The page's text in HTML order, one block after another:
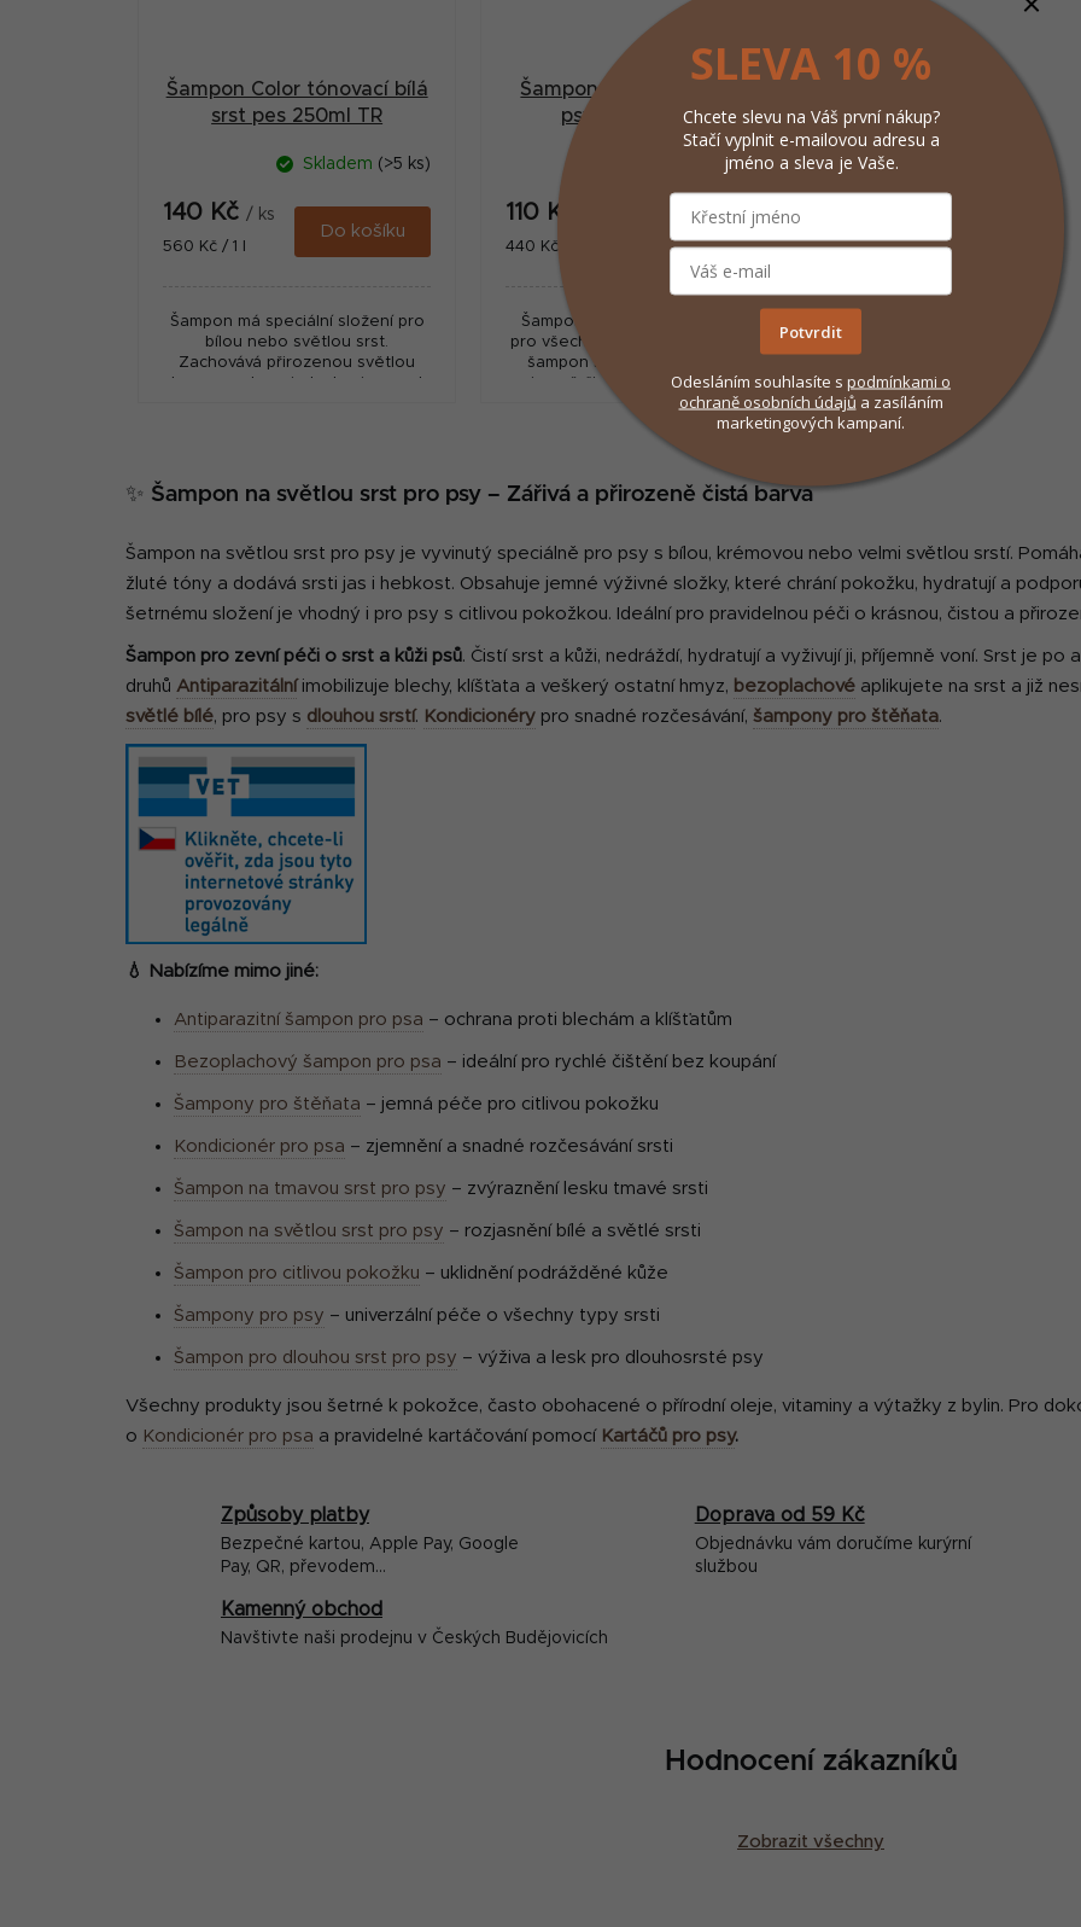
Šampon Color tónovací bílá
srst pes 250ml TR
Skladem (>5 ks)
140 Kč / ks
Měrná
560 Kč / 1 l
Do košíku
Šampon má speciální složení pro
bílou nebo světlou srst.
Zachovává přirozenou světlou
barvu, podporuje lesk a jemnost
Šampon na bílou srst pro
psy 250ml Zolux
Momentálně
nedostupné
110 Kč
Měrná
440 Kč / 1 l
Šampon pro bílou srst, vhodný
pro všechna plemena psů. Tento
šampon s extraktem bezinek
jemně čistí srst a oživuje její
přirozenou barvu a omezuje
žloutnutí. Bez parabenů
l
d
a
c
p
r
v
✨ Šampon na světlou srst pro psy – Zářivá a přirozeně čistá barva
Šampon na světlou srst pro psy je vyvinutý speciálně pro psy s bílou, krémovou nebo velmi světlou srstí.
žluté tóny a dodává srsti jas i hebkost. Obsahuje jemné výživné složky, které chrání pokožku, hydratují a
šetrnému složení je vhodný i pro psy s citlivou pokožkou. Ideální pro pravidelnou péči o krásnou, čistou a
Šampon pro zevní péči o srst a kůži psů. Čistí srst a kůži, nedráždí, hydratují a vyživují ji, příjemně voní. Srst je po
druhů Antiparazitálníimobilizuje blechy, klíšťata a veškerý ostatní hmyz, bezoplachové aplikujete na srst a již
světlé bílé, pro psy s dlouhou srstí. Kondicionéry pro snadné rozčesávání, šampony pro štěňata.
💧 Nabízíme mimo jiné:
Antiparazitní šampon pro psa – ochrana proti blechám a klíšťatům
Bezoplachový šampon pro psa – ideální pro rychlé čištění bez koupání
Šampony pro štěňata – jemná péče pro citlivou pokožku
Kondicionér pro psa – zjemnění a snadné rozčesávání srsti
Šampon na tmavou srst pro psy – zvýraznění lesku tmavé srsti
Šampon na světlou srst pro psy – rozjasnění bílé a světlé srsti
Šampon pro citlivou pokožku – uklidnění podrážděné kůže
Šampony pro psy – univerzální péče o všechny typy srsti
Šampon pro dlouhou srst pro psy – výživa a lesk pro dlouhosrsté psy
Všechny produkty jsou šetrné k pokožce, často obohacené o přírodní oleje, vitaminy a výtažky z bylin. Pro
o Kondicionér pro psa a pravidelné kartáčování pomocí Kartáčů pro psy.
Způsoby platby
Bezpečné kartou, Apple Pay, Google
Pay, QR, převodem...
Doprava od 59 Kč
Objednávku vám doručíme kurýrní
službou
Kamenný obchod
Navštivte naši prodejnu v Českých Budějovicích
Hodnocení zákazníků
Zobrazit všechny
SLEVA 10 %
Chcete slevu na Váš první nákup?
Stačí vyplnit e-mailovou adresu a
jméno a sleva je Vaše.
Potvrdit
Odesláním souhlasíte s podmínkami o
ochraně osobních údajů a zasíláním
marketingových kampaní.